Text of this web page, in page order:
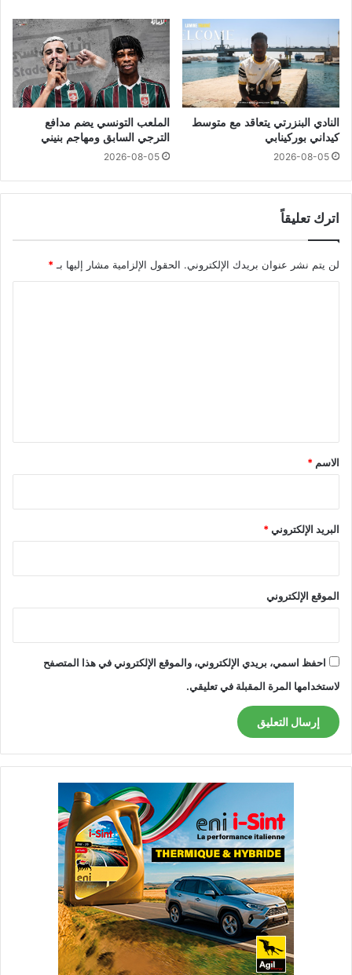
النادي البنزرتي يتعاقد مع متوسط
كيداني بوركينابي
2026-08-05
الملعب التونسي يضم مدافع
الترجي السابق ومهاجم بنيني
2026-08-05
اترك تعليقاً
لن يتم نشر عنوان بريدك الإلكتروني. الحقول الإلزامية مشار إليها بـ *
*
الاسم *
البريد الإلكتروني*
الموقع الإلكتروني
احفظ اسمي، بريدي الإلكتروني، والموقع الإلكتروني في هذا المتصفح
لاستخدامها المرة المقبلة في تعليقي.